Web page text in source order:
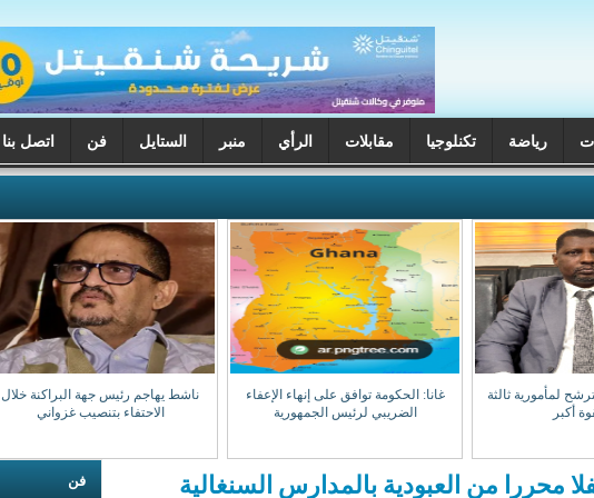
رياضة تكنلوجيا مقابلات الرأي منبر الستايل فن اتصل بنا
لمأمورية ثالثة
أكبر
غانا: الحكومة توافق على إنهاء الإعفاء
الضريبي لرئيس الجمهورية
ناشط يهاجم رئيس جهة البراكنة خلال
الاحتفاء بتنصيب غزواني
فن محررا من العبودية بالمدارس السنغالية